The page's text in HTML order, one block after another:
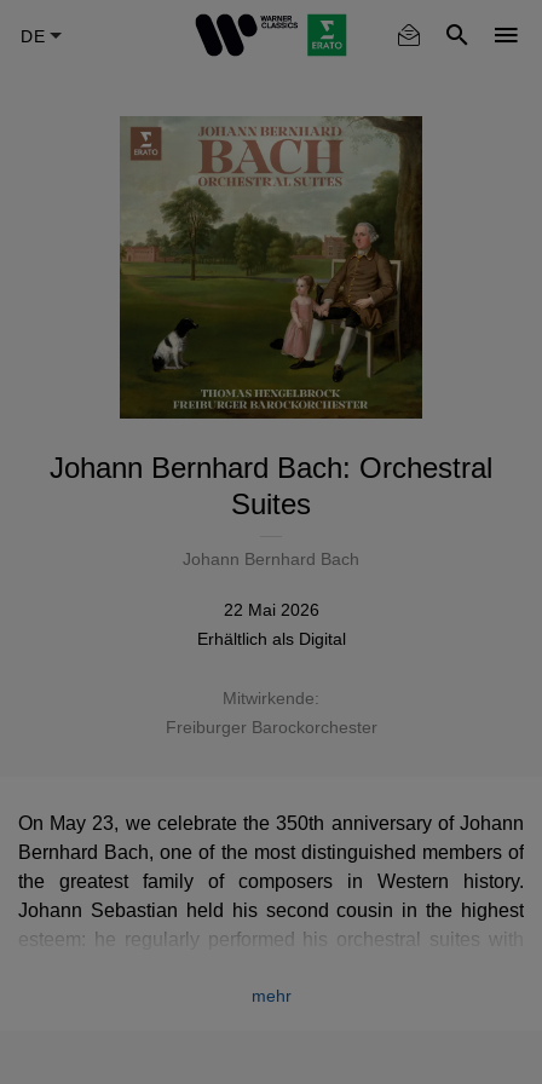
Johann Bernhard Bach: Orchestral
Suites
Johann Bernhard Bach
22 Mai 2026
Erhältlich als Digital
Mitwirkende:
Freiburger Barockorchester
On May 23, we celebrate the 350th anniversary of Johann
Bernhard Bach, one of the most distinguished members of
the greatest family of composers in Western history.
Johann Sebastian held his second cousin in the highest
esteem: he regularly performed his orchestral suites with
copies found in his personal archives that these
mehr